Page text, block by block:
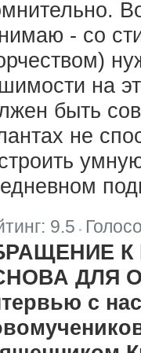
- со
на
быть
не
9.5 |
К
ДЛЯ
с